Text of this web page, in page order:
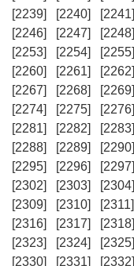
[2239]
[2240] [2241]
[2246]
[2247] [2248]
[2253]
[2254] [2255]
[2260]
[2261] [2262]
[2267]
[2268] [2269]
[2274]
[2275] [2276]
[2281]
[2282] [2283]
[2288]
[2289] [2290]
[2295]
[2296] [2297]
[2302]
[2303] [2304]
[2309]
[2310] [2311]
[2316]
[2317] [2318]
[2323]
[2324] [2325]
[2330]
[2331] [2332]